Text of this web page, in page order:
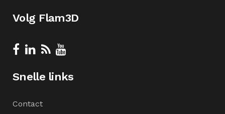
Volg Flam3D
Snelle links
Contact